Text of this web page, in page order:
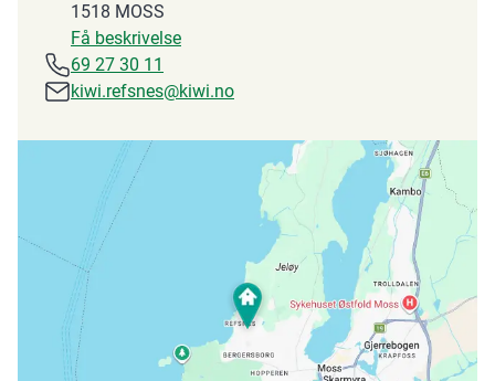
1518 MOSS
Få beskrivelse
69 27 30 11
kiwi.refsnes@kiwi.no